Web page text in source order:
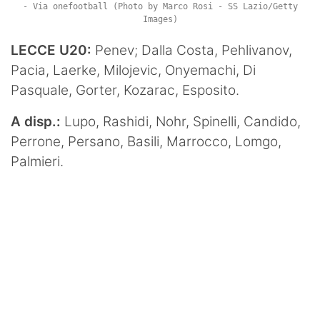
- Via onefootball (Photo by Marco Rosi - SS Lazio/Getty
Images)
LECCE U20: Penev; Dalla Costa, Pehlivanov,
Pacia, Laerke, Milojevic, Onyemachi, Di
Pasquale, Gorter, Kozarac, Esposito.
A disp.: Lupo, Rashidi, Nohr, Spinelli, Candido,
Perrone, Persano, Basili, Marrocco, Lomgo,
Palmieri.